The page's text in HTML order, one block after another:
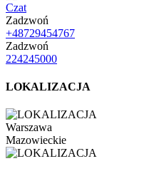
Czat
Zadzwoń
+48729454767
Zadzwoń
224245000
LOKALIZACJA
Warszawa
Mazowieckie